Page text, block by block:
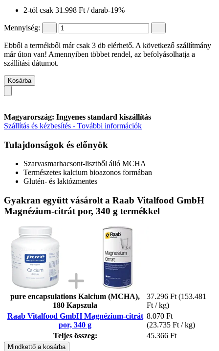
2-tól csak 31.998 Ft / darab-19%
Mennyiség:
Ebből a termékből már csak 3 db elérhető. A következő szállítmány
már úton van! Amennyiben többet rendel, az befolyásolhatja a
szállítási dátumot.
Kosárba
Magyarország: Ingyenes standard kiszállítás
Szállítás és kézbesítés - További információk
Tulajdonságok és előnyök
Szarvasmarhacsont-lisztből álló MCHA
Természetes kalcium bioazonos formában
Glutén- és laktózmentes
Gyakran együtt vásárolt a Raab Vitalfood GmbH
Magnézium-citrát por, 340 g termékkel
pure encapsulations Kalcium (MCHA),
180 Kapszula
37.296 Ft (153.481
Ft / kg)
Raab Vitalfood GmbH Magnézium-citrát
por, 340 g
8.070 Ft
(23.735 Ft / kg)
Teljes összeg:
45.366 Ft
Mindkettő a kosárba